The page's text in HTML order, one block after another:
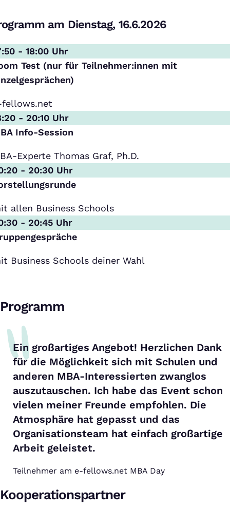
am Dienstag, 16.6.2026
- 18:00 Uhr
Test (nur für Teilnehmer:innen mit
- 20:10 Uhr
Info-Session
Experte Thomas Graf, Ph.D.
- 20:30 Uhr
allen Business Schools
- 20:45 Uhr
Business Schools deiner Wahl
Programm
Ein großartiges Angebot! Herzlichen Dank
für die Möglichkeit sich mit Schulen und
anderen MBA-Interessierten zwanglos
auszutauschen. Ich habe das Event schon
vielen meiner Freunde empfohlen. Die
Atmosphäre hat gepasst und das
Organisationsteam hat einfach großartige
Arbeit geleistet.
Teilnehmer am e-fellows.net MBA Day
Kooperationspartner